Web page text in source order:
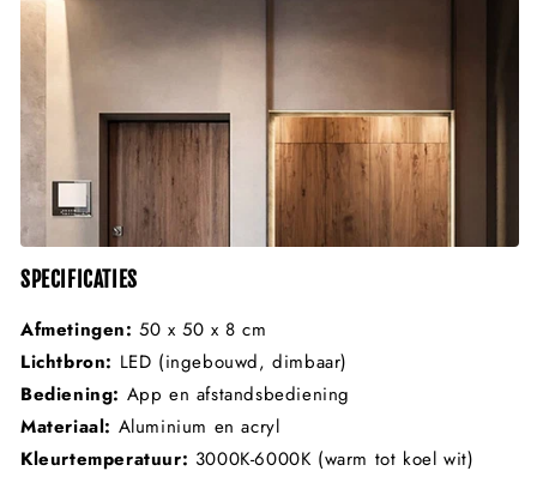
SPECIFICATIES
Afmetingen: 50 x 50 x 8 cm
Lichtbron: LED (ingebouwd, dimbaar)
Bediening: App en afstandsbediening
Materiaal: Aluminium en acryl
Kleurtemperatuur: 3000K-6000K (warm tot koel wit)